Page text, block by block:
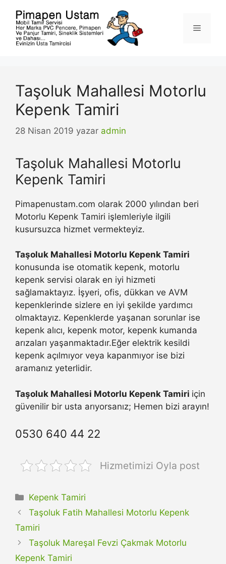
Menü
Taşoluk Mahallesi Motorlu
Kepenk Tamiri
28 Nisan 2019 yazar admin
Taşoluk Mahallesi Motorlu
Kepenk Tamiri
Pimapenustam.com olarak 2000 yılından beri
Motorlu Kepenk Tamiri işlemleriyle ilgili
kusursuzca hizmet vermekteyiz.
Taşoluk Mahallesi Motorlu Kepenk Tamiri
konusunda ise otomatik kepenk, motorlu
kepenk servisi olarak en iyi hizmeti
sağlamaktayız. İşyeri, ofis, dükkan ve AVM
kepenklerinde sizlere en iyi şekilde yardımcı
olmaktayız. Kepenklerde yaşanan sorunlar ise
kepenk alıcı, kepenk motor, kepenk kumanda
arızaları yaşanmaktadır.Eğer elektrik kesildi
kepenk açılmıyor veya kapanmıyor ise bizi
aramanız yeterlidir.
Taşoluk Mahallesi Motorlu Kepenk Tamiri için
güvenilir bir usta arıyorsanız; Hemen bizi arayın!
0530 640 44 22
Hizmetimizi Oyla post
Kategoriler
Kepenk Tamiri
Taşoluk Fatih Mahallesi Motorlu Kepenk
Tamiri
Taşoluk Mareşal Fevzi Çakmak Motorlu
Kepenk Tamiri